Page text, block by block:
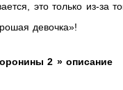
это только из-за
девочка»!
2 » описание